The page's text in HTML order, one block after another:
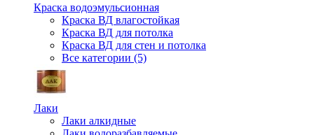
Краска водоэмульсионная
Краска ВД влагостойкая
Краска ВД для потолка
Краска ВД для стен и потолка
Все категории (5)
Лаки
Лаки алкидные